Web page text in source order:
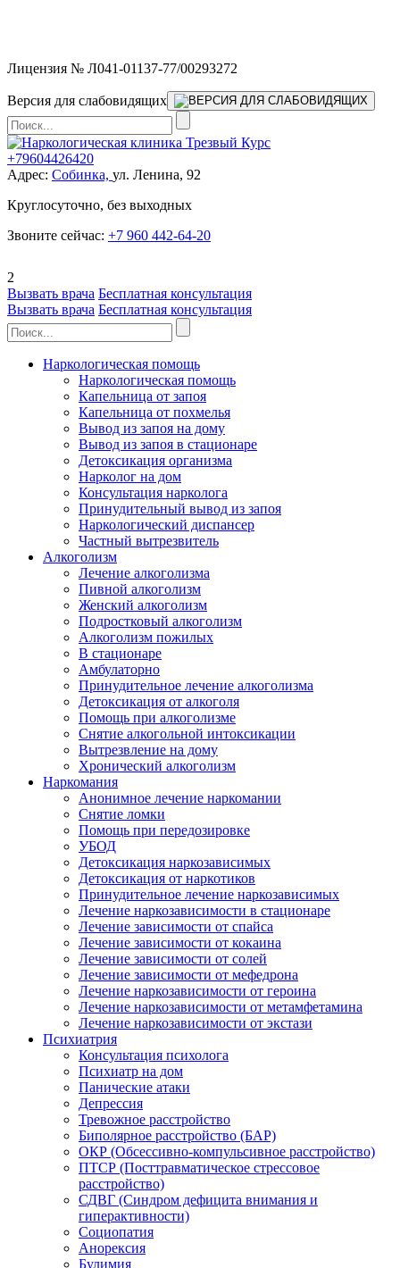
Лицензия № Л041-01137-77/00293272
Версия для слабовидящих
+79604426420
Адрес: Собинка, ул. Ленина, 92
Круглосуточно, без выходных
Звоните сейчас: +7 960 442-64-20
2
Вызвать врача Бесплатная консультация
Вызвать врача Бесплатная консультация
Наркологическая помощь
Наркологическая помощь
Капельница от запоя
Капельница от похмелья
Вывод из запоя на дому
Вывод из запоя в стационаре
Детоксикация организма
Нарколог на дом
Консультация нарколога
Принудительный вывод из запоя
Наркологический диспансер
Частный вытрезвитель
Алкоголизм
Лечение алкоголизма
Пивной алкоголизм
Женский алкоголизм
Подростковый алкоголизм
Алкоголизм пожилых
В стационаре
Амбулаторно
Принудительное лечение алкоголизма
Детоксикация от алкоголя
Помощь при алкоголизме
Снятие алкогольной интоксикации
Вытрезвление на дому
Хронический алкоголизм
Наркомания
Анонимное лечение наркомании
Снятие ломки
Помощь при передозировке
УБОД
Детоксикация наркозависимых
Детоксикация от наркотиков
Принудительное лечение наркозависимых
Лечение наркозависимости в стационаре
Лечение зависимости от спайса
Лечение зависимости от кокаина
Лечение зависимости от солей
Лечение зависимости от мефедрона
Лечение наркозависимости от героина
Лечение наркозависимости от метамфетамина
Лечение наркозависимости от экстази
Психиатрия
Консультация психолога
Психиатр на дом
Панические атаки
Депрессия
Тревожное расстройство
Биполярное расстройство (БАР)
ОКР (Обсессивно-компульсивное расстройство)
ПТСР (Посттравматическое стрессовое
расстройство)
СДВГ (Синдром дефицита внимания и
гиперактивности)
Социопатия
Анорексия
Булимия